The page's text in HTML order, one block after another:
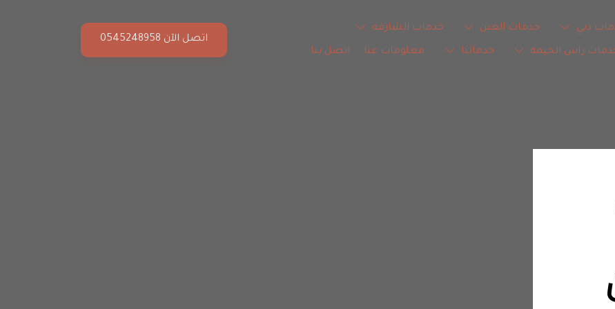
دبي خدمات العين خدمات الشارقه
راس الخيمه خدماتنا معلومات عنا اتصل بنا
اتصل الآن 0545248958